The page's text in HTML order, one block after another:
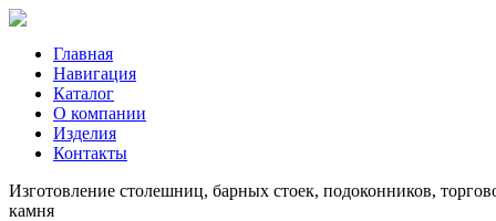
Главная
Навигация
Каталог
О компании
Изделия
Контакты
Изготовление столешниц, барных стоек, подоконников,
камня